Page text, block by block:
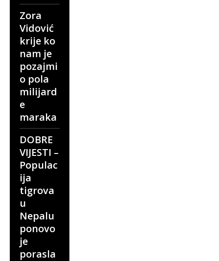
Zora
Vidović
krije ko
nam je
pozajmi
o pola
milijard
e
maraka
DOBRE
VIJESTI –
Populac
ija
tigrova
u
Nepalu
ponovo
je
porasla